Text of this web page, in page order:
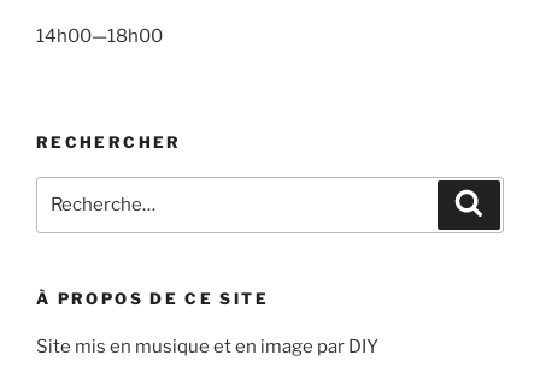
14h00—18h00
RECHERCHER
pour
À PROPOS DE CE SITE
Site mis en musique et en image par DIY